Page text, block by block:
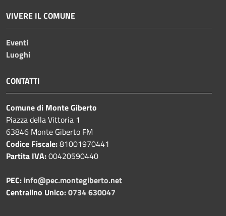
VIVERE IL COMUNE
Eventi
Luoghi
CONTATTI
Comune di Monte Giberto
Piazza della Vittoria 1
63846 Monte Giberto FM
Codice Fiscale:81001970441
Partita IVA:00420590440
PEC: info@pec.montegiberto.net
Centralino Unico:0734 630047